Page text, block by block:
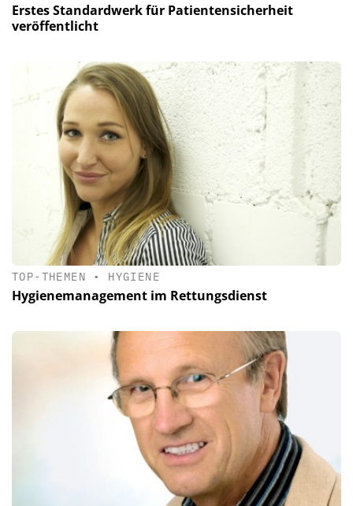
Erstes Standardwerk für Patientensicherheit
veröffentlicht
TOP-THEMEN • HYGIENE
Hygienemanagement im Rettungsdienst